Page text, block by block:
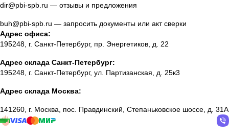
dir@pbi-spb.ru — отзывы и предложения
buh@pbi-spb.ru — запросить документы или акт сверки
Адрес офиса:
195248, г. Санкт-Петербург, пр. Энергетиков, д. 22
Адрес склада Санкт-Петербург:
195248, г. Санкт-Петербург, ул. Партизанская, д. 25к3
Адрес склада Москва:
141260, г. Москва, пос. Правдинский, Степаньковское шоссе, д. 31А